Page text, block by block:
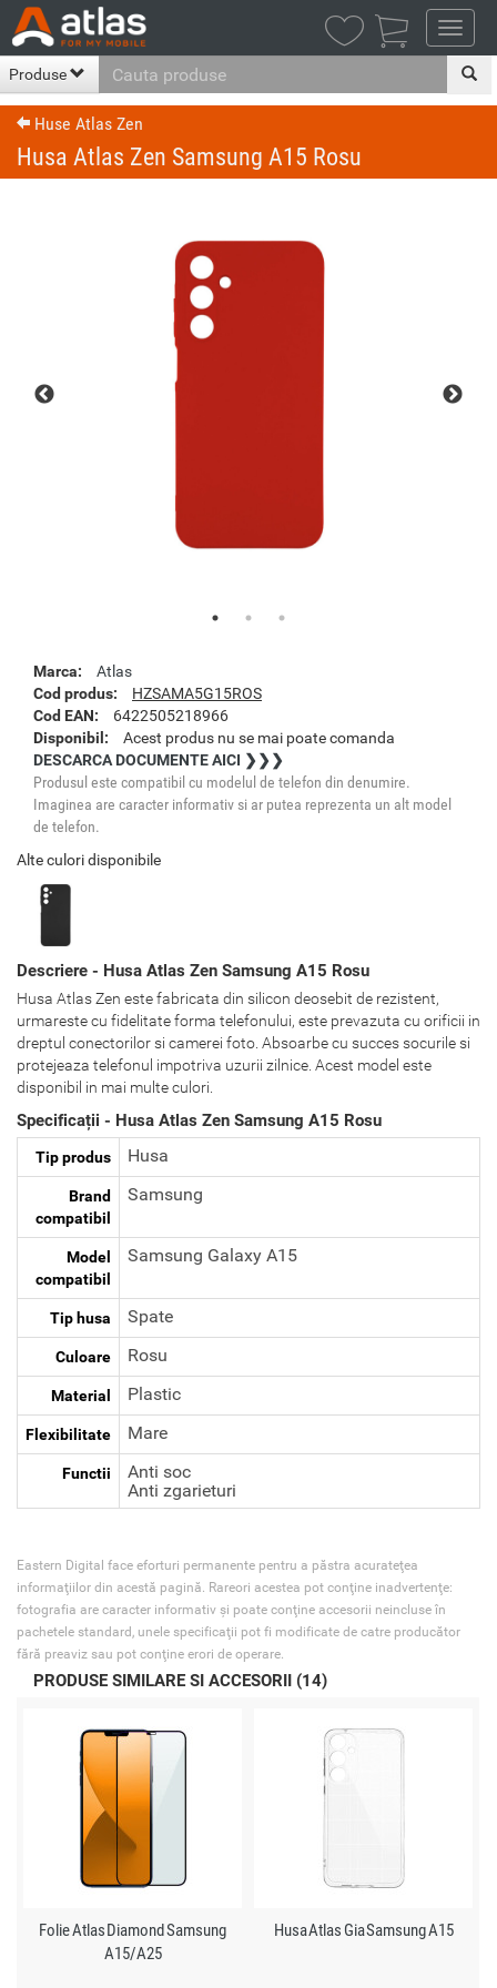
Produse
Huse Atlas Zen
Husa Atlas Zen Samsung A15 Rosu
Marca:
Atlas
Cod produs:
HZSAMA5G15ROS
Cod EAN:
6422505218966
Disponibil:
Acest produs nu se mai poate comanda
DESCARCA DOCUMENTE AICI ❯❯❯
Produsul este compatibil cu modelul de telefon din denumire.
Imaginea are caracter informativ si ar putea reprezenta un alt model
de telefon.
Alte culori disponibile
Descriere - Husa Atlas Zen Samsung A15 Rosu
Husa Atlas Zen este fabricata din silicon deosebit de rezistent,
urmareste cu fidelitate forma telefonului, este prevazuta cu orificii in
dreptul conectorilor si camerei foto. Absoarbe cu succes socurile si
protejeaza telefonul impotriva uzurii zilnice. Acest model este
disponibil in mai multe culori.
Specificații - Husa Atlas Zen Samsung A15 Rosu
Tip produs Husa
Brand
compatibil
Samsung
Model
compatibil
Samsung Galaxy A15
Tip husa Spate
Culoare Rosu
Material Plastic
Flexibilitate Mare
Functii
Anti soc
Anti zgarieturi
Eastern Digital face eforturi permanente pentru a păstra acurateţea
informaţiilor din acestă pagină. Rareori acestea pot conţine inadvertenţe:
fotografia are caracter informativ şi poate conţine accesorii neincluse în
pachetele standard, unele specificaţii pot fi modificate de catre producător
fără preaviz sau pot conţine erori de operare.
PRODUSE SIMILARE SI ACCESORII (14)
Folie Atlas Diamond Samsung
A15/A25
Husa Atlas Gia Samsung A15